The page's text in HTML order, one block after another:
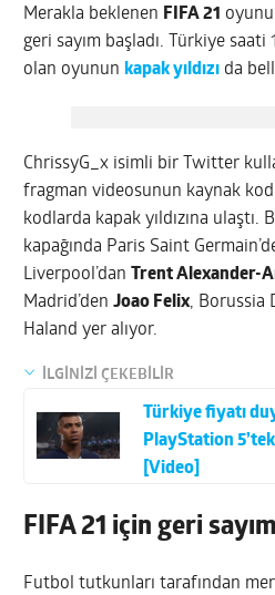
Merakla beklenen FIFA 21
geri sayım başladı. Türkiye saati
olan oyunun kapak yıldızı da
ChrissyG_x isimli bir Twitter
fragman videosunun kaynak
kodlarda kapak yıldızına ulaştı.
kapağında Paris Saint
Liverpool’dan
Trent Alexander-
Madrid’denJoao Felix, Borussia
Haland yer alıyor.
İLGİNİZİ ÇEKEBİLİR
Türkiye fiyatı
PlayStation
[Video]
FIFA 21 için geri
Futbol tutkunları tarafından